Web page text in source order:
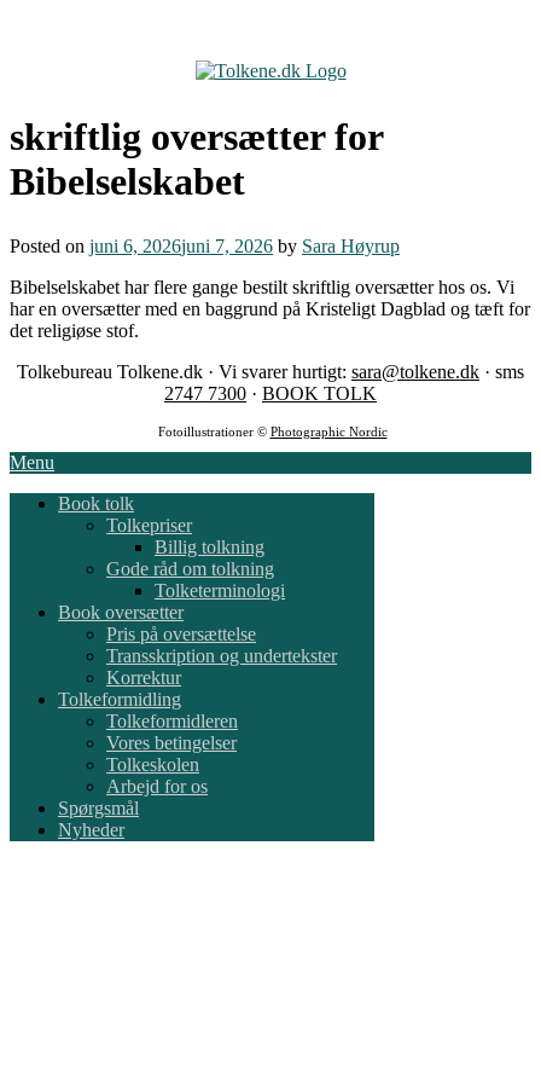
skriftlig oversætter for
Bibelselskabet
Posted on juni 6, 2026juni 7, 2026 by Sara Høyrup
Bibelselskabet har flere gange bestilt skriftlig oversætter hos os. Vi
har en oversætter med en baggrund på Kristeligt Dagblad og tæft for
det religiøse stof.
Tolkebureau Tolkene.dk · Vi svarer hurtigt: sara@tolkene.dk · sms
2747 7300 · BOOK TOLK
Fotoillustrationer © Photographic Nordic
Menu
Book tolk
Tolkepriser
Billig tolkning
Gode råd om tolkning
Tolketerminologi
Book oversætter
Pris på oversættelse
Transskription og undertekster
Korrektur
Tolkeformidling
Tolkeformidleren
Vores betingelser
Tolkeskolen
Arbejd for os
Spørgsmål
Nyheder